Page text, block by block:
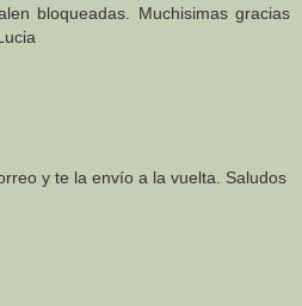
bloqueadas. Muchisimas gracias
y te la envío a la vuelta. Saludos